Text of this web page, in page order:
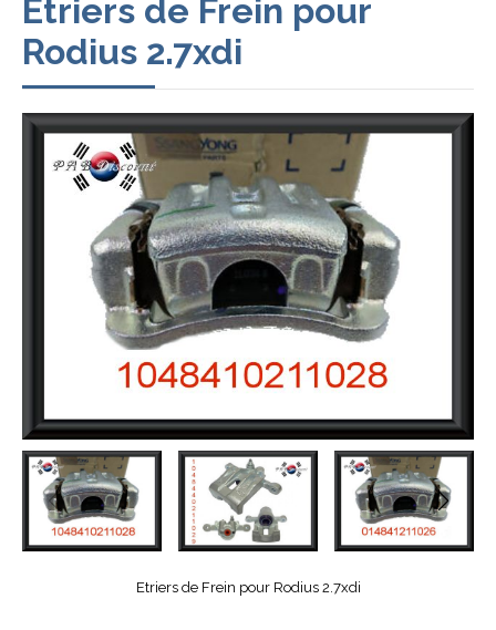
Etriers de Frein pour
Rodius 2.7xdi
Etriers de Frein pour Rodius 2.7xdi